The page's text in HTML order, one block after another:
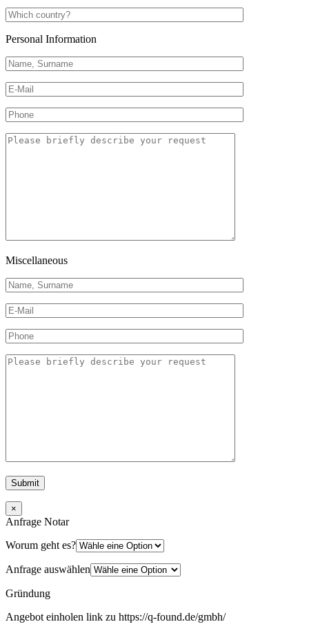
Personal Information
Miscellaneous
×
Anfrage Notar
Worum geht es?
Anfrage auswählen
Gründung
Angebot einholen link zu https://q-found.de/gmbh/